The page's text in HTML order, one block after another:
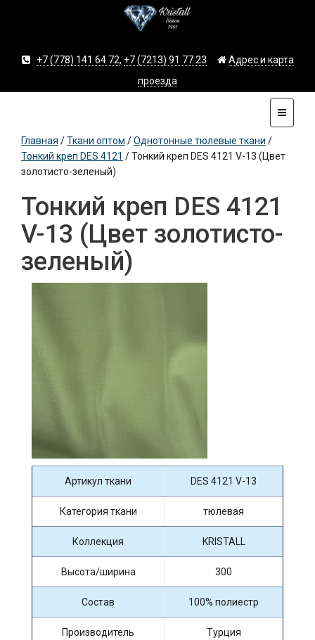
+7 (778) 141 64 72, +7 (7213) 91 77 23
Адрес и карта
проезда
Главная /Ткани оптом /Однотонные тюлевые ткани /
Тонкий креп DES 4121 /Тонкий креп DES 4121 V-13 (Цвет
золотисто-зеленый)
Тонкий креп DES 4121
V-13 (Цвет золотисто-
зеленый)
Артикул ткани DES 4121 V-13
Категория ткани тюлевая
Коллекция KRISTALL
Высота/ширина 300
Состав 100% полиестр
Производитель Турция